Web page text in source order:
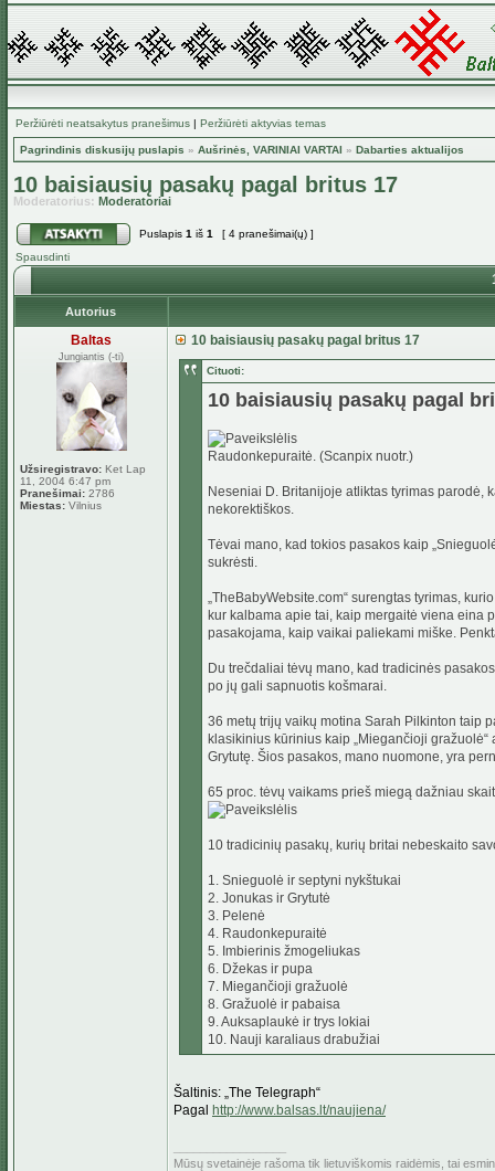
Peržiūrėti neatsakytus pranešimus | Peržiūrėti aktyvias temas
Pagrindinis diskusijų puslapis » Aušrinės, VARINIAI VARTAI » Dabarties aktualijos
10 baisiausių pasakų pagal britus 17
Moderatorius: Moderatoriai
Puslapis 1 iš 1
[ 4 pranešimai(ų) ]
Spausdinti
Autorius
Baltas
Jungiantis (-ti)
Užsiregistravo: Ket Lap
11, 2004 6:47 pm
Pranešimai: 2786
Miestas: Vilnius
10 baisiausių pasakų pagal britus 17
Cituoti:
10 baisiausių pasakų pagal
Raudonkepuraitė. (Scanpix nuotr.)
Neseniai D. Britanijoje atliktas tyrimas parodė,
nekorektiškos.
Tėvai mano, kad tokios pasakos kaip
sukrėsti.
„TheBabyWebsite.com“ surengtas tyrimas,
kur kalbama apie tai, kaip mergaitė viena eina
pasakojama, kaip vaikai paliekami miške.
Du trečdaliai tėvų mano, kad tradicinės
po jų gali sapnuotis košmarai.
36 metų trijų vaikų motina Sarah Pilkinton taip
klasikinius kūrinius kaip „Miegančioji
Grytutę. Šios pasakos, mano nuomone, yra
65 proc. tėvų vaikams prieš miegą dažniau
10 tradicinių pasakų, kurių britai nebeskaito
1. Snieguolė ir septyni nykštukai
2. Jonukas ir Grytutė
3. Pelenė
4. Raudonkepuraitė
5. Imbierinis žmogeliukas
6. Džekas ir pupa
7. Miegančioji gražuolė
8. Gražuolė ir pabaisa
9. Auksaplaukė ir trys lokiai
10. Nauji karaliaus drabužiai
Šaltinis: „The Telegraph“
Pagal http://www.balsas.lt/naujiena/
Mūsų svetainėje rašoma tik lietuviškomis raidėmis, tai